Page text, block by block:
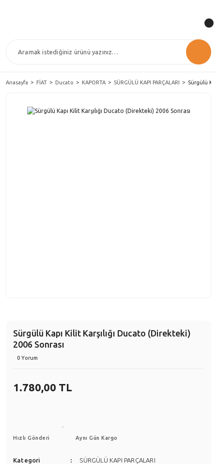
Anasayfa FİAT Ducato KAPORTA SÜRGÜLÜ KAPI PARÇALARI Sürgülü
Sürgülü Kapı Kilit Karşılığı Ducato (Direkteki)
2006 Sonrası
0 Yorum
1.780,00 TL
Hızlı Gönderi Aynı Gün Kargo
Kategori
SÜRGÜLÜ KAPI PARÇALARI